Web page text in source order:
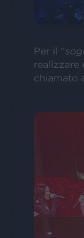
Per il “
realizzare
chiamato